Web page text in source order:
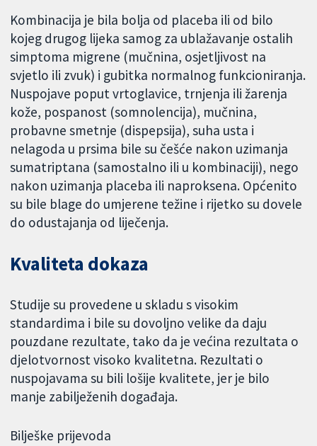
Kombinacija je bila bolja od placeba ili od bilo
kojeg drugog lijeka samog za ublažavanje ostalih
simptoma migrene (mučnina, osjetljivost na
svjetlo ili zvuk) i gubitka normalnog funkcioniranja.
Nuspojave poput vrtoglavice, trnjenja ili žarenja
kože, pospanost (somnolencija), mučnina,
probavne smetnje (dispepsija), suha usta i
nelagoda u prsima bile su češće nakon uzimanja
sumatriptana (samostalno ili u kombinaciji), nego
nakon uzimanja placeba ili naproksena. Općenito
su bile blage do umjerene težine i rijetko su dovele
do odustajanja od liječenja.
Kvaliteta dokaza
Studije su provedene u skladu s visokim
standardima i bile su dovoljno velike da daju
pouzdane rezultate, tako da je većina rezultata o
djelotvornost visoko kvalitetna. Rezultati o
nuspojavama su bili lošije kvalitete, jer je bilo
manje zabilježenih događaja.
Bilješke prijevoda